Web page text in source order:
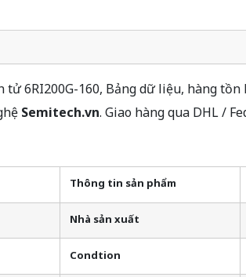
6RI200G-160, Bảng dữ liệu, hàng tồn
Semitech.vn. Giao hàng qua DHL /
Thông tin sản phẩm
Nhà sản xuất
Condtion